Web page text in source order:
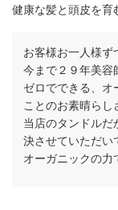
健康な髪と頭皮を育
お客様お一人様ず
今まで２９年美容
ゼロでできる、オ
ことのお素晴らし
当店のタンドルだ
決させていただい
オーガニックの力